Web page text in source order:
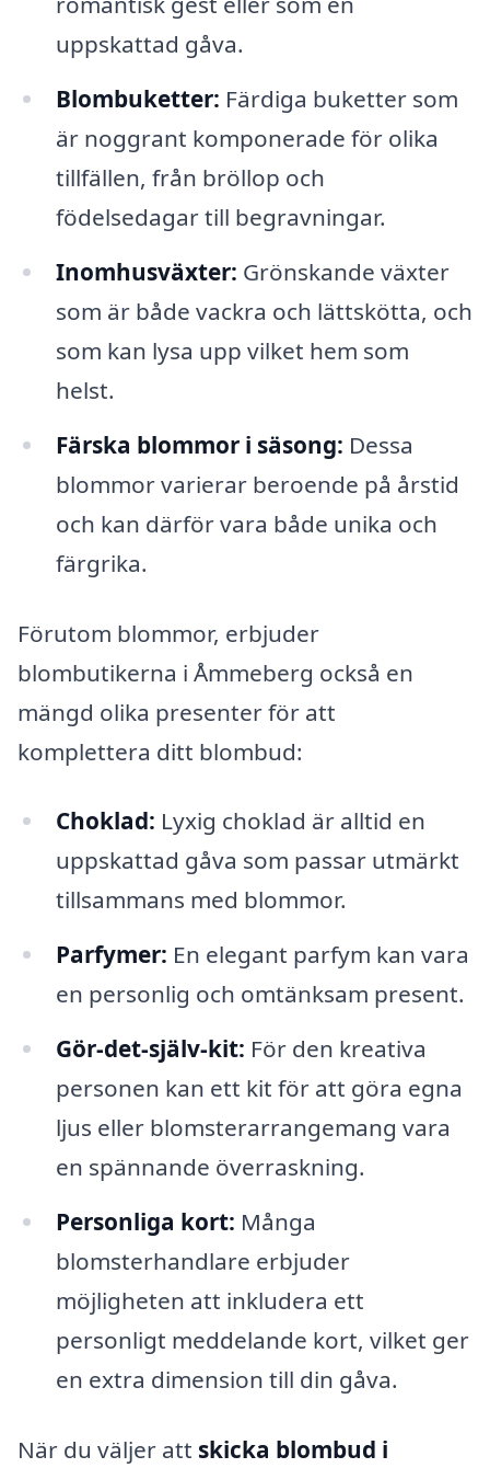
uppskattad gåva.
Blombuketter: Färdiga buketter som
är noggrant komponerade för olika
tillfällen, från bröllop och
födelsedagar till begravningar.
Inomhusväxter: Grönskande växter
som är både vackra och lättskötta, och
som kan lysa upp vilket hem som
helst.
Färska blommor i säsong: Dessa
blommor varierar beroende på årstid
och kan därför vara både unika och
färgrika.
Förutom blommor, erbjuder
blombutikerna i Åmmeberg också en
mängd olika presenter för att
komplettera ditt blombud:
Choklad: Lyxig choklad är alltid en
uppskattad gåva som passar utmärkt
tillsammans med blommor.
Parfymer: En elegant parfym kan vara
en personlig och omtänksam present.
Gör-det-själv-kit: För den kreativa
personen kan ett kit för att göra egna
ljus eller blomsterarrangemang vara
en spännande överraskning.
Personliga kort: Många
blomsterhandlare erbjuder
möjligheten att inkludera ett
personligt meddelande kort, vilket ger
en extra dimension till din gåva.
När du väljer att skicka blombud i